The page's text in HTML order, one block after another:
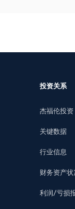
投资关系
杰福伦投资
关键数据
行业信息
财务资产状
利润/亏损